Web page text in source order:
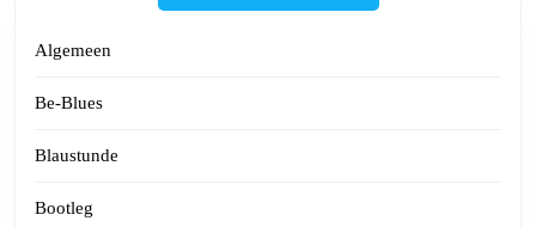
Algemeen
Be-Blues
Blaustunde
Bootleg